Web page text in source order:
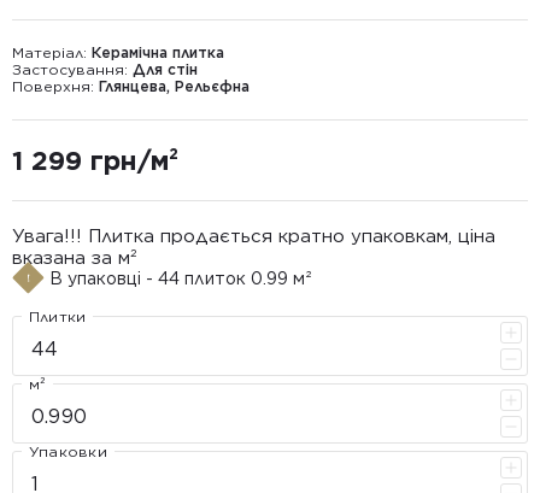
Матеріал: Керамічна плитка
Застосування: Для стін
Поверхня: Глянцева, Рельєфна
1 299 грн/м²
Увага!!! Плитка продається кратно упаковкам, ціна
вказана за м²
В упаковці - 44 плиток 0.99 м²
Плитки
м²
Упаковки